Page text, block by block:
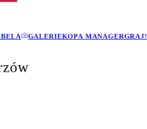
GALERIEKOPA MANAGERGRAJ!